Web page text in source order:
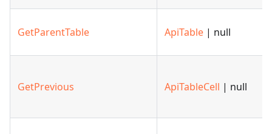
GetParentTable ApiTable | null
GetPrevious ApiTableCell | null